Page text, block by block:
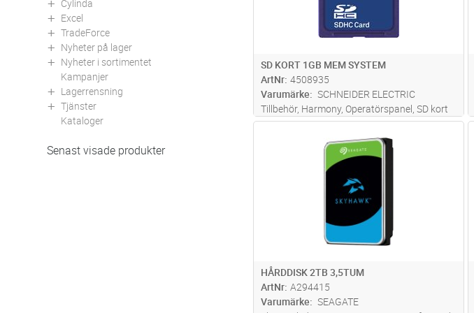
Cylinda
Excel
TradeForce
Nyheter på lager
Nyheter i sortimentet
Kampanjer
Lagerrensning
Tjänster
Kataloger
Senast visade produkter
SD KORT 1GB MEM SYSTEM
ArtNr 4508935
Varumärke
SCHNEIDER ELECTRIC
Tillbehör, Harmony, Operatörspanel, SD kort
1GB mem system, för HMIGTU
Lägg i kundvagn
HÅRDDISK 2TB 3,5TUM
ArtNr A294415
Varumärke
SEAGATE